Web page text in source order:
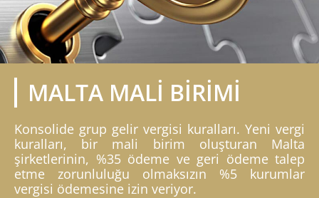
MALTA MALİ BİRİMİ
Konsolide grup gelir vergisi kuralları. Yeni vergi
kuralları, bir mali birim oluşturan Malta
şirketlerinin, %35 ödeme ve geri ödeme talep
etme zorunluluğu olmaksızın %5 kurumlar
vergisi ödemesine izin veriyor.